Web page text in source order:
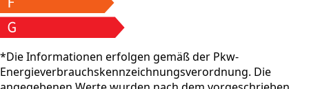
*Die Informationen erfolgen gemäß der Pkw-
Energieverbrauchskennzeichnungsverordnung. Die